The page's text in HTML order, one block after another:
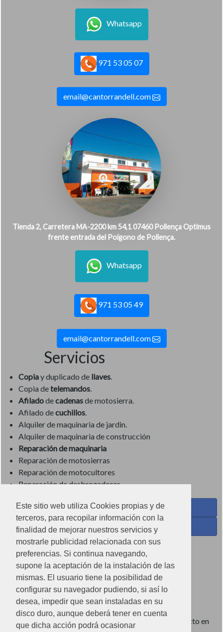
Este sitio web utiliza Cookies propias y de
terceros, para recopilar información con la
finalidad de mejorar nuestros servicios y
mostrarle publicidad relacionada con sus
preferencias. Si continua navegando,
supone la aceptación de la instalación de las
mismas. El usuario tiene la posibilidad de
configurar su navegador pudiendo, si así lo
desea, impedir que sean instaladas en su
disco duro, aunque deberá tener en cuenta
que dicha acción podrá ocasionar
Whatsapp
971 53 05 07
email@cantorrandell.com
Tienda 2, Carretera MA-2200 km 54,1 07460 Pollença Optimus
frente entrada del Poígono de Pollença.
Whatsapp
971 53 05 49
email@cantorrandell.com
Servicios
Copiay duplicado de llaves.
Copia detelemandos.
Afiladodecadenasde motosierra.
Afilado decuchillos.
Alquiler de maquinaria de jardin.
Alquiler de maquinaria de construcción
Reparación de maquinaria
Reparación de motosierras
Reparación de motocultores
Reparación de desbrozadoras
Coses de Cuina - Menaje y hogar en Facebook
Ferreteria Torrandell en Facebook
Coses de Cuina en Instagram
Condiciones de uso
Poítica de redes sociales
Política de cookies
Imágenes no contractuales, pueden diferir de producto en